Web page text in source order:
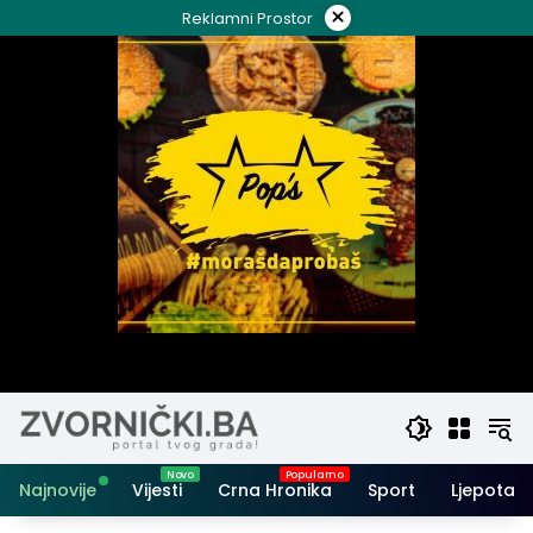
to
Reklamni Prostor ×
Najnovije Vijesti Crna Hronika Sport Ljepota i